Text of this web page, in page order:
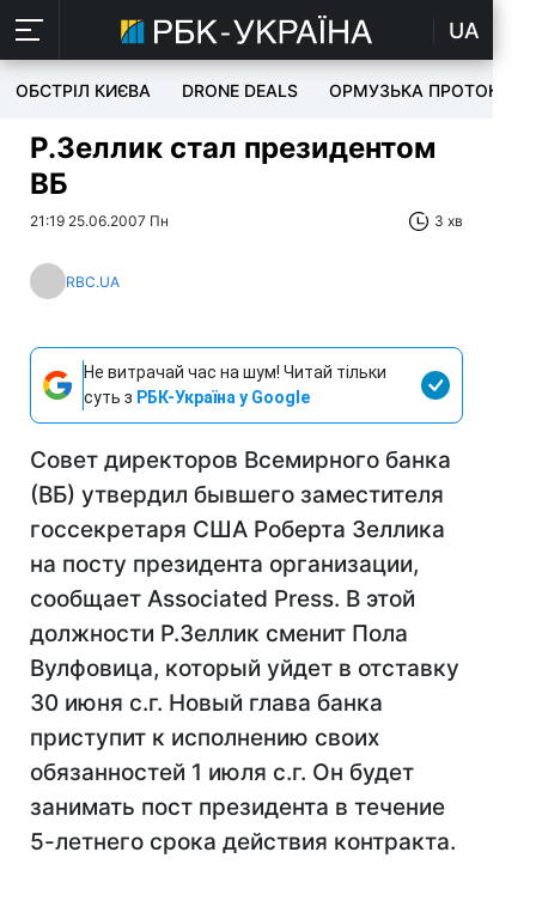
UA
ОБСТРІЛ КИЄВА DRONE DEALS ОРМУЗЬКА ПРОТОКА
Р.Зеллик стал президентом
ВБ
21:19 25.06.2007 Пн 3 хв
RBC.UA
Не витрачай час на шум! Читай тільки
суть з РБК-Україна у Google
Совет директоров Всемирного банка
(ВБ) утвердил бывшего заместителя
госсекретаря США Роберта Зеллика
на посту президента организации,
сообщает Associated Press. В этой
должности Р.Зеллик сменит Пола
Вулфовица, который уйдет в отставку
30 июня с.г. Новый глава банка
приступит к исполнению своих
обязанностей 1 июля с.г. Он будет
занимать пост президента в течение
5-летнего срока действия контракта.